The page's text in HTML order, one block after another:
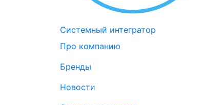
Системный интегратор
Про компанию
Бренды
Новости